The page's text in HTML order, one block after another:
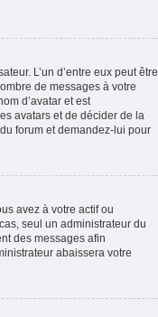
L’un d’entre eux peut être
de messages à votre
d’avatar et est
avatars et de décider de la
forum et demandez-lui pour
avez à votre actif ou
seul un administrateur du
des messages afin
abaissera votre